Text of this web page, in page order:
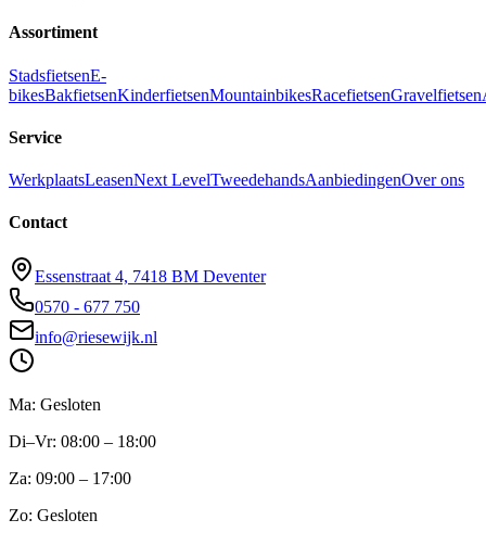
Assortiment
StadsfietsenE-
bikesBakfietsenKinderfietsenMountainbikesRacefietsenGravelfietsen
Service
WerkplaatsLeasenNext LevelTweedehandsAanbiedingenOver ons
Contact
Essenstraat 4, 7418 BM Deventer
0570 - 677 750
info@riesewijk.nl
Ma: Gesloten
Di–Vr: 08:00 – 18:00
Za: 09:00 – 17:00
Zo: Gesloten